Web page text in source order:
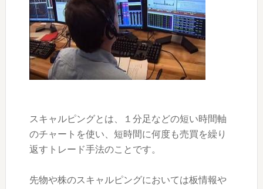
スキャルピングとは、１分足などの短い時間軸
のチャートを使い、短時間に何度も売買を繰り
返すトレード手法のことです。
先物や株のスキャルピングにおいては板情報や